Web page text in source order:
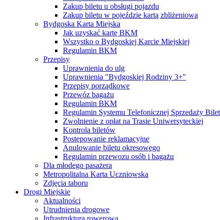
Zakup biletu u obsługi pojazdu
Zakup biletu w pojeździe kartą zbliżeniową
Bydgoska Karta Miejska
Jak uzyskać kartę BKM
Wszystko o Bydgoskiej Karcie Miejskiej
Regulamin BKM
Przepisy
Uprawnienia do ulg
Uprawnienia "Bydgoskiej Rodziny 3+"
Przepisy porządkowe
Przewóz bagażu
Regulamin BKM
Regulamin Systemu Telefonicznej Sprzedaży
Zwolnienie z opłat na Trasie Uniwersyteckiej
Kontrola biletów
Postępowanie reklamacyjne
Anulowanie biletu okresowego
Regulamin przewozu osób i bagażu
Dla młodego pasażera
Metropolitalna Karta Uczniowska
Zdjęcia taboru
Drogi Miejskie
Aktualności
Utrudnienia drogowe
Infrastruktura rowerowa